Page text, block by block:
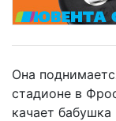
Она
стадионе в
качает